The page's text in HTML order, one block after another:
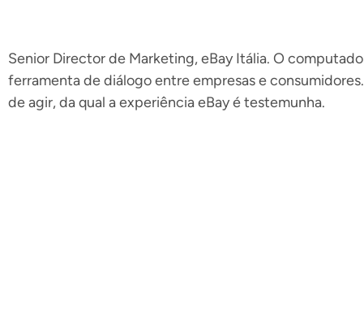
Senior Director de Marketing, eBay Itália. O
ferramenta de diálogo entre empresas e
de agir, da qual a experiência eBay é testemunha.